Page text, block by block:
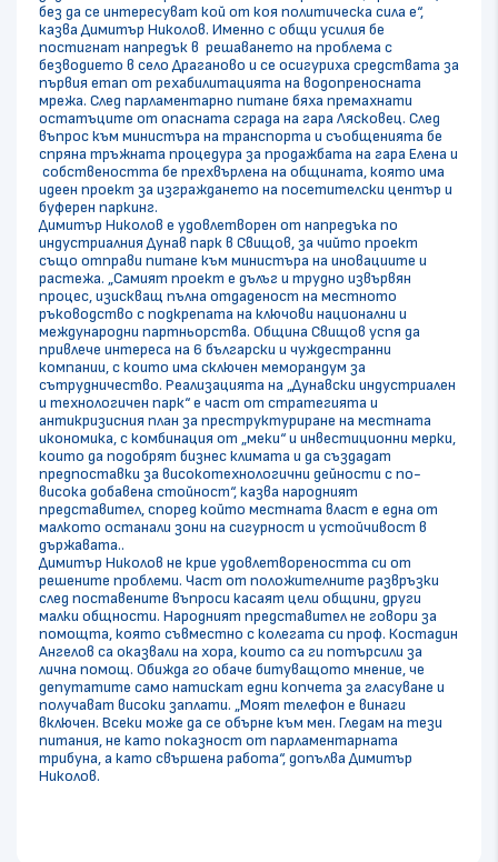
без да се интересуват кой от коя политическа сила е“,
казва Димитър Николов. Именно с общи усилия бе
постигнат напредък в решаването на проблема с
безводието в село Драганово и се осигуриха средствата за
първия етап от рехабилитацията на водопреносната
мрежа. След парламентарно питане бяха премахнати
остатъците от опасната сграда на гара Лясковец. След
въпрос към министъра на транспорта и съобщенията бе
спряна тръжната процедура за продажбата на гара Елена и
собствеността бе прехвърлена на общината, която има
идеен проект за изграждането на посетителски център и
буферен паркинг.
Димитър Николов е удовлетворен от напредъка по
индустриалния Дунав парк в Свищов, за чийто проект
също отправи питане към министъра на иновациите и
растежа. „Самият проект е дълъг и трудно извървян
процес, изискващ пълна отдаденост на местното
ръководство с подкрепата на ключови национални и
международни партньорства. Община Свищов успя да
привлече интереса на 6 български и чуждестранни
компании, с които има сключен меморандум за
сътрудничество. Реализацията на „Дунавски индустриален
и технологичен парк“ е част от стратегията и
антикризисния план за преструктуриране на местната
икономика, с комбинация от „меки“ и инвестиционни мерки,
които да подобрят бизнес климата и да създадат
предпоставки за високотехнологични дейности с по-
висока добавена стойност“, казва народният
представител, според който местната власт е една от
малкото останали зони на сигурност и устойчивост в
държавата..
Димитър Николов не крие удовлетвореността си от
решените проблеми. Част от положителните развръзки
след поставените въпроси касаят цели общини, други
малки общности. Народният представител не говори за
помощта, която съвместно с колегата си проф. Костадин
Ангелов са оказвали на хора, които са ги потърсили за
лична помощ. Обижда го обаче битуващото мнение, че
депутатите само натискат едни копчета за гласуване и
получават високи заплати. „Моят телефон е винаги
включен. Всеки може да се обърне към мен. Гледам на тези
питания, не като показност от парламентарната
трибуна, а като свършена работа“, допълва Димитър
Николов.